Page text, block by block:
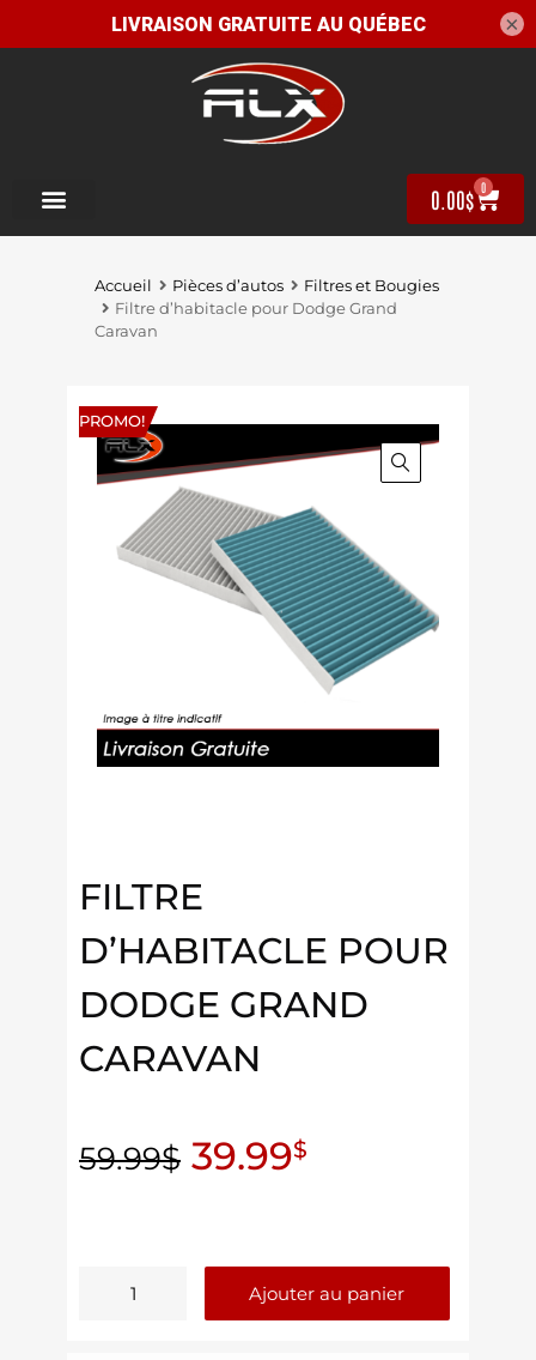
0.00$ 0
Accueil Pièces d’autos
Filtres et Bougies
Filtre d’habitacle pour Dodge Grand
Caravan
PROMO!
FILTRE
D’HABITACLE POUR
DODGE GRAND
CARAVAN
59.99$ 39.99$
Ajouter au panier
×